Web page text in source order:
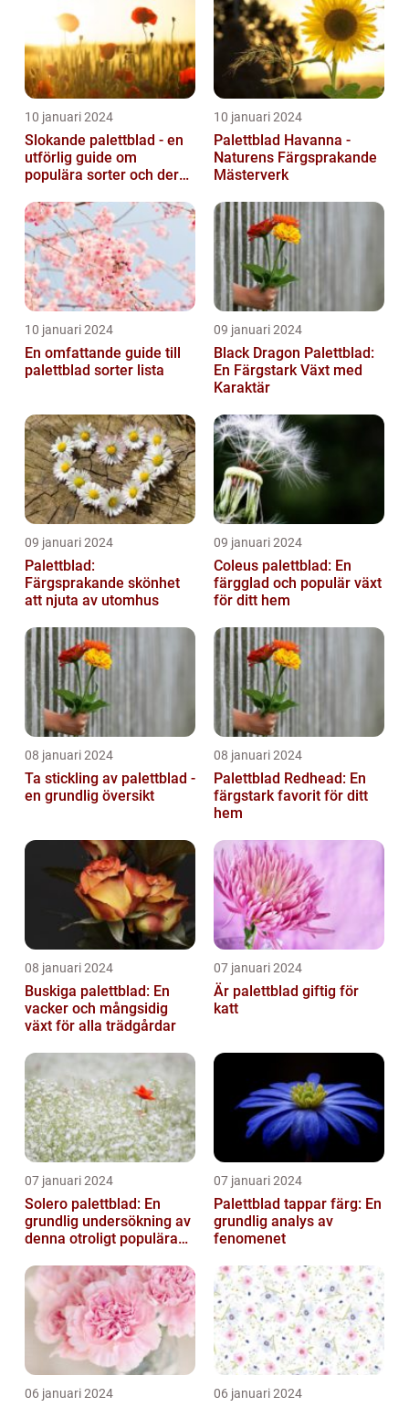
10 januari 2024
Slokande palettblad - en
utförlig guide om
populära sorter och deras
10 januari 2024
Palettblad Havanna -
Naturens Färgsprakande
Mästerverk
10 januari 2024
En omfattande guide till
palettblad sorter lista
09 januari 2024
Black Dragon Palettblad:
En Färgstark Växt med
Karaktär
09 januari 2024
Palettblad:
Färgsprakande skönhet
att njuta av utomhus
09 januari 2024
Coleus palettblad: En
färgglad och populär växt
för ditt hem
08 januari 2024
Ta stickling av palettblad -
en grundlig översikt
08 januari 2024
Palettblad Redhead: En
färgstark favorit för ditt
hem
08 januari 2024
Buskiga palettblad: En
vacker och mångsidig
växt för alla trädgårdar
07 januari 2024
Är palettblad giftig för
katt
07 januari 2024
Solero palettblad: En
grundlig undersökning av
denna otroligt populära
07 januari 2024
Palettblad tappar färg: En
grundlig analys av
fenomenet
06 januari 2024 06 januari 2024